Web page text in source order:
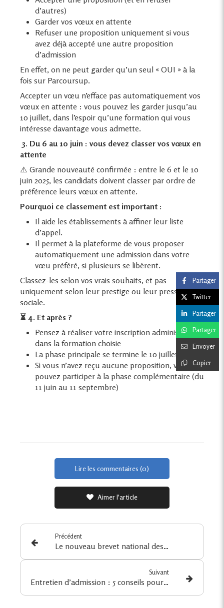
d’autres)
Garder vos vœux en attente
Refuser une proposition uniquement si vous
avez déjà accepté une autre proposition
d’admission
En effet, on ne peut garder qu’un seul « OUI » à la
fois sur Parcoursup.
Accepter un vœu n’efface pas automatiquement vos
vœux en attente : vous pouvez les garder jusqu’au
10 juillet, dans l’espoir qu’une formation qui vous
intéresse davantage vous admette.
️ 3. Du 6 au 10 juin : vous devez classer vos vœux en
attente
⚠️ Grande nouveauté confirmée : entre le 6 et le 10
juin 2025, les candidats doivent classer par ordre de
préférence leurs vœux en attente.
Pourquoi ce classement est important :
Il aide les établissements à affiner leur liste
d’appel.
Il permet à la plateforme de vous proposer
automatiquement une admission dans votre
vœu préféré, si plusieurs se libèrent.
Classez-les selon vos vrais souhaits, et pas
uniquement selon leur prestige ou leur pression
sociale.
⏳ 4. Et après ?
Pensez à réaliser votre inscription administrative
dans la formation choisie
La phase principale se termine le 10 juillet 2025
Si vous n’avez reçu aucune proposition, vous
pouvez participer à la phase complémentaire (du
11 juin au 11 septembre)
Lire les commentaires (0)
Aimer l'article
Précédent
Le nouveau brevet national des métiers d’art : une voie d’excellence pour les passionnés de création
Suivant
Entretien d’admission : 5 conseils pour se préparer et convaincre le jury
Partager
Twitter
Partager
Partager
Envoyer
Copier